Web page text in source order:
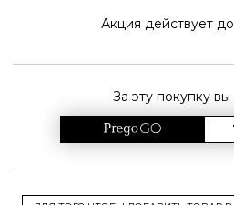
Акция действует
За эту покупку вы